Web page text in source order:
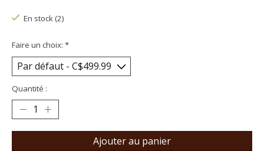
En stock (2)
Faire un choix: *
Quantité :
Ajouter au panier